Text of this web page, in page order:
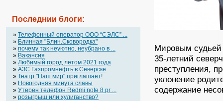
Последнии блоги:
» Телефонный оператор OOO “СЭЛС” ...
» Блинная "Блин.Сковородка"
» почему так неуютно, неубрано в ...
» Вакансия
» Любимый город летом 2021 года
» АЗС Газпромнефть в Северске
» Театр "Наш мир" приглашает!
» Новогодняя минута славы
» Утерен телефон Redmi note 8 pr ...
» розыгрыш или хулиганство?
Мировым судьей
35-летний
преступления,
уклонение
содержание